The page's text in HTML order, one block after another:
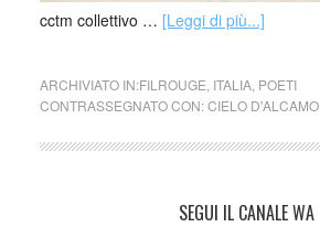
cctm collettivo … [Leggi di più...]
ARCHIVIATO IN:FILROUGE ITALIA, POETI
CONTRASSEGNATO CON:CIELO D'ALCAMO,
SEGUI IL CANALE WA